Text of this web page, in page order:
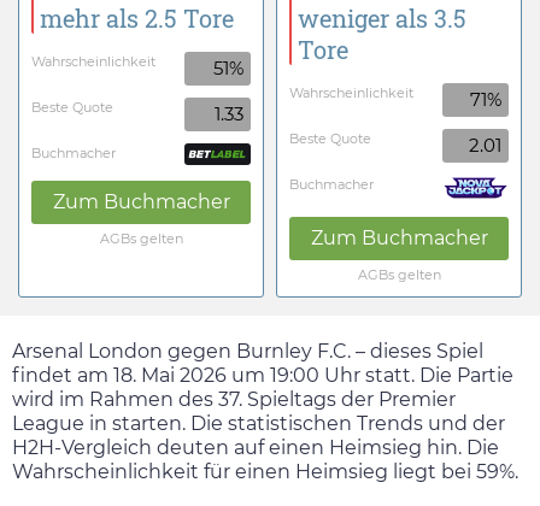
mehr als 2.5 Tore
Wahrscheinlichkeit 51%
Beste Quote 1.33
Buchmacher
Zum Buchmacher
AGBs gelten
weniger als 3.5
Tore
Wahrscheinlichkeit 71%
Beste Quote 2.01
Buchmacher
Zum Buchmacher
AGBs gelten
Arsenal London gegen Burnley F.C. – dieses Spiel
findet am 18. Mai 2026 um 19:00 Uhr statt. Die Partie
wird im Rahmen des 37. Spieltags der Premier
League in starten. Die statistischen Trends und der
H2H-Vergleich deuten auf einen Heimsieg hin. Die
Wahrscheinlichkeit für einen Heimsieg liegt bei 59%.